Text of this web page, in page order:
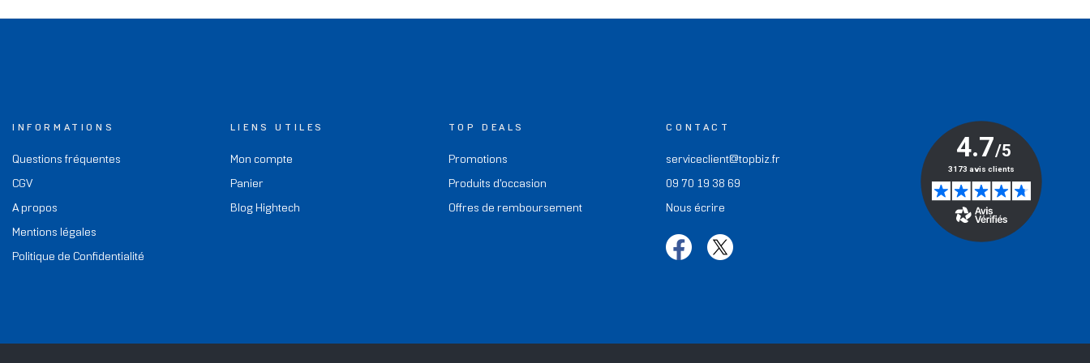
INFORMATIONS
Questions fréquentes
CGV
A propos
Mentions légales
Politique de Confidentialité
LIENS UTILES
Mon compte
Panier
Blog Hightech
TOP DEALS
Promotions
Produits d'occasion
Offres de remboursement
CONTACT
serviceclient@topbiz.fr
09 70 19 38 69
Nous écrire